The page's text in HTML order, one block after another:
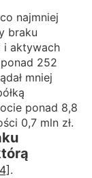
najmniej
braku
i aktywach
252
mniej
ponad 8,8
0,7 mln zł.
.